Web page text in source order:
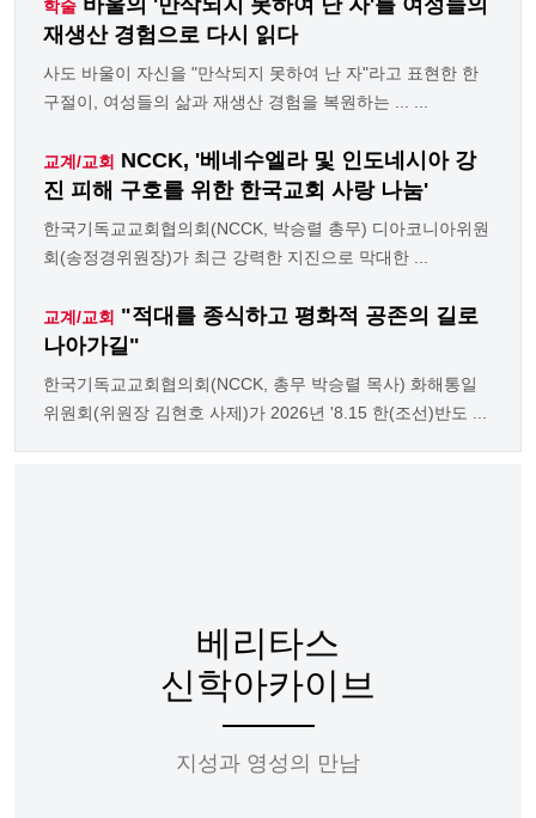
학술 바울의 '만삭되지 못하여 난 자'를 여성들의
재생산 경험으로 다시 읽다
사도 바울이 자신을 "만삭되지 못하여 난 자"라고 표현한 한
구절이, 여성들의 삶과 재생산 경험을 복원하는 ... ...
교계/교회 NCCK, '베네수엘라 및 인도네시아 강
진 피해 구호를 위한 한국교회 사랑 나눔'
한국기독교교회협의회(NCCK, 박승렬 총무) 디아코니아위원
회(송정경위원장)가 최근 강력한 지진으로 막대한 ...
교계/교회 "적대를 종식하고 평화적 공존의 길로
나아가길"
한국기독교교회협의회(NCCK, 총무 박승렬 목사) 화해통일
위원회(위원장 김현호 사제)가 2026년 '8.15 한(조선)반도 ...
베리타스
신학아카이브
지성과 영성의 만남